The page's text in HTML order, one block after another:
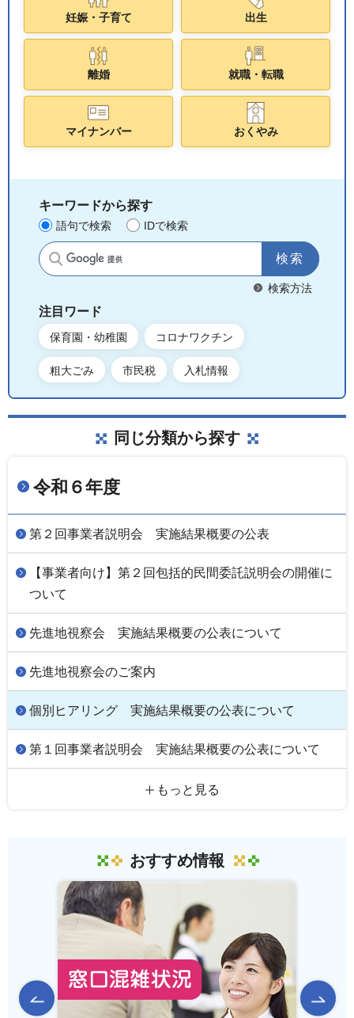
妊娠・子育て 出生
離婚 就職・転職
マイナンバー おくやみ
キーワードから探す
語句で検索 IDで検索
サイト内検索
検索方法
注目ワード
保育園・幼稚園 コロナワクチン
粗大ごみ 市民税 入札情報
同じ分類から探す
令和６年度
第２回事業者説明会 実施結果概要の公表
【事業者向け】第２回包括的民間委託説明会の開催に
ついて
先進地視察会 実施結果概要の公表について
先進地視察会のご案内
個別ヒアリング 実施結果概要の公表について
第１回事業者説明会 実施結果概要の公表について
もっと見る
おすすめ情報
前のスライドを表示